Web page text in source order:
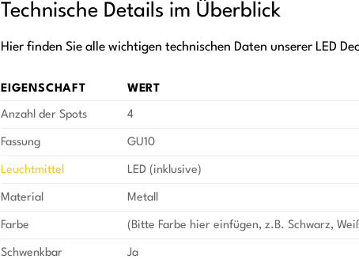
Technische Details im Überblick
Hier finden Sie alle wichtigen technischen Daten unserer LED
EIGENSCHAFT WERT
Anzahl der Spots 4
Fassung GU10
Leuchtmittel LED (inklusive)
Material Metall
Farbe (Bitte Farbe hier einfügen, z.B. Schwarz,
Schwenkbar Ja